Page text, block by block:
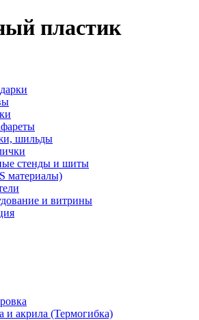
пластик
шильды
стенды и шиты
материалы)
и витрины
и акрила (Термогибка)